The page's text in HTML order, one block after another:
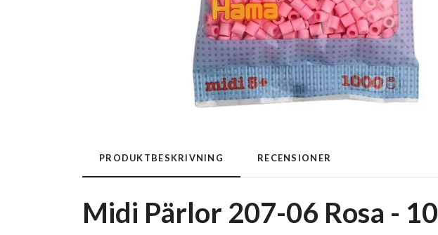
PRODUKTBESKRIVNING RECENSIONER
Midi Pärlor 207-06 Rosa -